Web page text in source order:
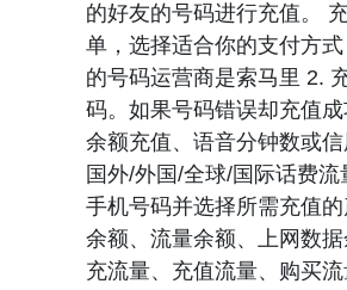
的好友的号码进行充值。
单，选择适合你的支付方
的号码运营商是索马里 2.
码。如果号码错误却充值
余额充值、语音分钟数或
国外/外国/全球/国际话费
手机号码并选择所需充值
余额、流量余额、上网数
充流量、充值流量、购买